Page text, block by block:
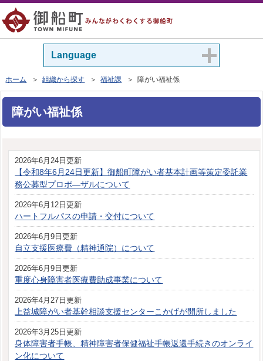
Language
ホーム ＞組織から探す ＞福祉課 ＞ 障がい福祉係
障がい福祉係
2026年6月24日更新
【令和8年6月24日更新】御船町障がい者基本計画等策定委託業
務公募型プロポ―ザルについて
2026年6月12日更新
ハートフルパスの申請・交付について
2026年6月9日更新
自立支援医療費（精神通院）について
2026年6月9日更新
重度心身障害者医療費助成事業について
2026年4月27日更新
上益城障がい者基幹相談支援センターこかげが開所しました
2026年3月25日更新
身体障害者手帳、精神障害者保健福祉手帳返還手続きのオンライ
ン化について